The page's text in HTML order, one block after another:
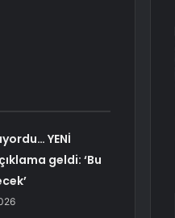
YENİ
geldi: ‘Bu